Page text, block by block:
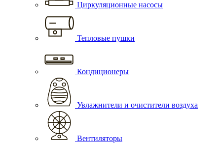
Циркуляционные насосы
Тепловые пушки
Кондиционеры
Увлажнители и очистители воздуха
Вентиляторы